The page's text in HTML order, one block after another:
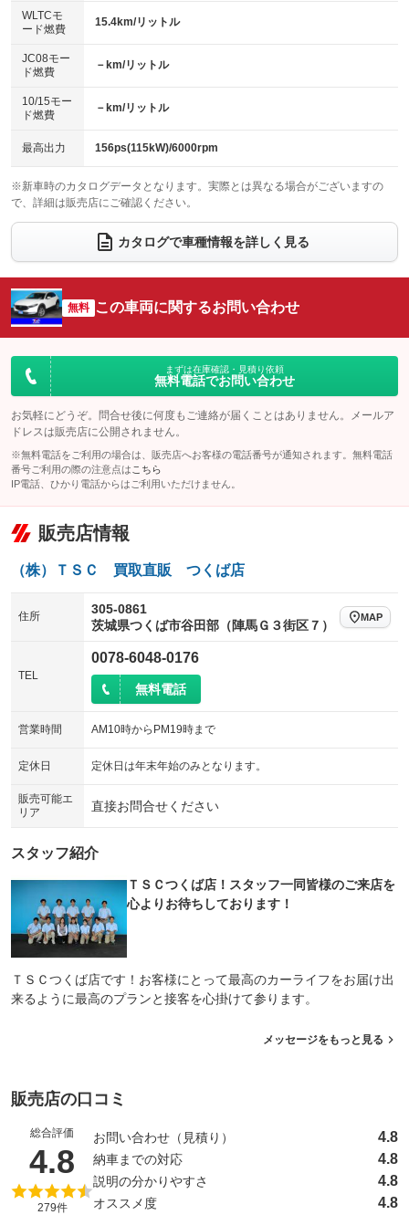
センターデフロック
：装備なし
電動格納ミラー
：装備あり
エアロ
：装備なし
ローダウン
：装備なし
ベンチシート
：装備なし
チップアップシート
：装備なし
電動格納サードシート
：装備なし シートヒーター
：装備あり
ウォークスルー
電動リアゲート フロントカメラ
：装備あり
シートエアコン
：装備なし 全周囲カメラ
：装備あり
サイドカメラ
：装備あり ルーフレール
：装備なし
エアサスペンション ヘッドライトウォッシャー
WLTCモ
ード燃費
15.4km/リットル
JC08モー
ド燃費
－km/リットル
10/15モー
ド燃費
－km/リットル
最高出力 156ps(115kW)/6000rpm
※新車時のカタログデータとなります。実際とは異なる場合がございますの
で、詳細は販売店にご確認ください。
カタログで車種情報を詳しく見る
無料 この車両に関するお問い合わせ
まずは在庫確認・見積り依頼
無料電話でお問い合わせ
お気軽にどうぞ。問合せ後に何度もご連絡が届くことはありません。メールア
ドレスは販売店に公開されません。
※無料電話をご利用の場合は、販売店へお客様の電話番号が通知されます。無料電話
番号ご利用の際の注意点は こちら
IP電話、ひかり電話からはご利用いただけません。
販売店情報
（株）ＴＳＣ 買取直販 つくば店
住所
305-0861
茨城県つくば市谷田部（陣馬Ｇ３街区７）
MAP
TEL
0078-6048-0176
無料電話
営業時間 AM10時からPM19時まで
定休日 定休日は年末年始のみとなります。
販売可能エ
リア
直接お問合せください
スタッフ紹介
ＴＳＣつくば店！スタッフ一同皆様のご来店を
心よりお待ちしております！
ＴＳＣつくば店です！お客様にとって最高のカーライフをお届け出
来るように最高のプランと接客を心掛けて参ります。
メッセージをもっと見る
販売店の口コミ
総合評価
4.8 （5点満点中）
279件
お問い合わせ（見積り） 4.8
納車までの対応 4.8
説明の分かりやすさ 4.8
オススメ度 4.8